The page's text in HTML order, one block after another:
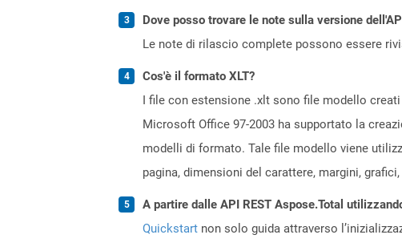
Dove posso trovare le note sulla versione
Le note di rilascio complete possono essere
Cos'è il formato XLT?
I file con estensione .xlt sono file modello
Microsoft Office 97-2003 ha supportato la
modelli di formato. Tale file modello viene
pagina, dimensioni del carattere, margini,
A partire dalle API REST Aspose.Total
Quickstart non solo guida attraverso